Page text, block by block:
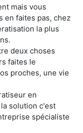
mais vous
en faites pas, chez
la plus
deux choses
faites le
proches, une vie
en
solution c'est
spécialiste